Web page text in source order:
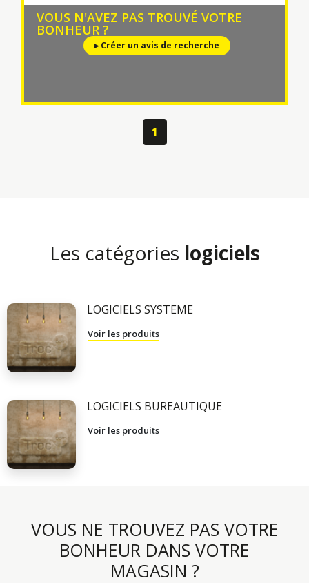
VOUS N'AVEZ PAS TROUVÉ VOTRE
BONHEUR ?
▸ Créer un avis de recherche
1
Les catégories logiciels
LOGICIELS SYSTEME
Voir les produits
LOGICIELS BUREAUTIQUE
Voir les produits
VOUS NE TROUVEZ PAS VOTRE
BONHEUR DANS VOTRE
MAGASIN ?